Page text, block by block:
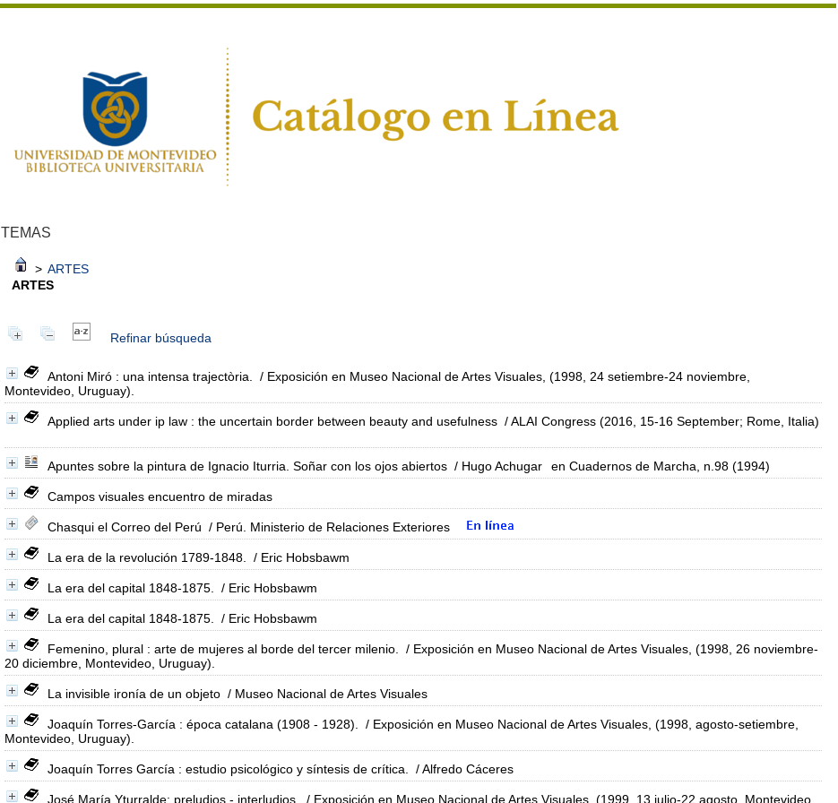
TEMAS
> ARTES
ARTES
Refinar búsqueda
Antoni Miró : una intensa trajectòria.
/ Exposición en Museo Nacional de Artes Visuales, (1998, 24 setiembre-24 noviembre,
Montevideo, Uruguay).
Applied arts under ip law : the uncertain border between beauty and usefulness / ALAI Congress (2016, 15-16 September; Rome, Italia)
Apuntes sobre la pintura de Ignacio Iturria. Soñar con los ojos abiertos / Hugo Achugar en Cuadernos de Marcha, n.98 (1994)
Campos visuales encuentro de miradas
Chasqui el Correo del Perú / Perú. Ministerio de Relaciones Exteriores
La era de la revolución 1789-1848. / Eric Hobsbawm
La era del capital 1848-1875. / Eric Hobsbawm
La era del capital 1848-1875. / Eric Hobsbawm
Femenino, plural : arte de mujeres al borde del tercer milenio.
/ Exposición en Museo Nacional de Artes Visuales, (1998, 26 noviembre-
20 diciembre, Montevideo, Uruguay).
La invisible ironía de un objeto / Museo Nacional de Artes Visuales
Joaquín Torres-García : época catalana (1908 - 1928).
/ Exposición en Museo Nacional de Artes Visuales, (1998, agosto-setiembre,
Montevideo, Uruguay).
Joaquín Torres García : estudio psicológico y síntesis de crítica. / Alfredo Cáceres
José María Yturralde: preludios - interludios. / Exposición en Museo Nacional de Artes Visuales, (1999, 13 julio-22 agosto, Montevideo,